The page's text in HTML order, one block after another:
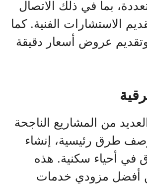
بما في ذلك الاتصال
الاستشارات الفنية. كما
وتقديم عروض أسعار دقيقة
من المشاريع الناجحة
طرق رئيسية، إنشاء
في أحياء سكنية. هذه
أفضل مزودي خدمات